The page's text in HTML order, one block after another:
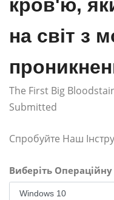
кров'ю,
на світ з
The First Big
Submitted
Спробуйте Наш
Виберіть